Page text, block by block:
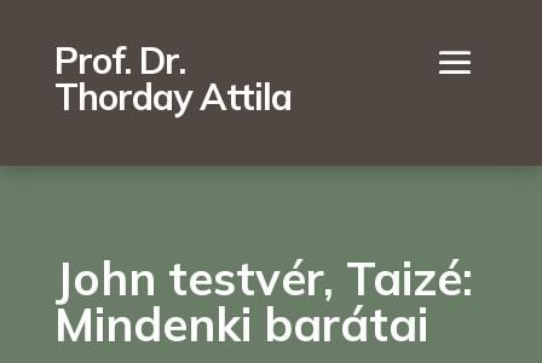
Prof. Dr.
Thorday Attila
John testvér, Taizé:
Mindenki barátai